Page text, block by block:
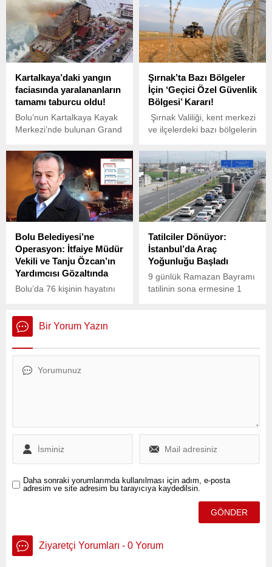
edilmeyeceği tartışmaları
sürerken, iktidara yakın
Türkiye Gazetesi dikkat
çeken bir iddia ortaya attı.
Cumhurbaşkanı Recep
Tayyip Erdoğan ve ailesine
yönelik hakaret içeren
söylemlere sert tepki
gösterdi.
Kartalkaya’daki yangın
faciasında yaralananların
tamamı taburcu oldu!
Bolu’nun Kartalkaya Kayak
Merkezi’nde bulunan Grand
gecesi meydana gelen
yangında, 78 kişi hayatını
kaybetmiş, 50 kişi ise çeşitli
derecelerde yaralanmıştı.
Şırnak’ta Bazı Bölgeler
İçin ‘Geçici Özel Güvenlik
Bölgesi’ Kararı!
Şırnak Valiliği, kent merkezi
ve ilçelerdeki bazı bölgelerin
tarihleri arasında 15 gün
süreyle ‘geçici özel güvenlik
bölgesi’ ilan edildiğini
duyurdu.
Bolu Belediyesi’ne
Operasyon: İtfaiye Müdür
Vekili ve Tanju Özcan’ın
Yardımcısı Gözaltında
Bolu’da 76 kişinin hayatını
Belediyesi’ne yönelik bir
operasyon düzenlendi.
Tatilciler Dönüyor:
İstanbul’da Araç
Yoğunluğu Başladı
9 günlük Ramazan Bayramı
tatilinin sona ermesine 1
Bir Yorum Yazın
Daha sonraki yorumlarımda kullanılması için adım, e-posta
adresim ve site adresim bu tarayıcıya kaydedilsin.
Ziyaretçi Yorumları - 0 Yorum